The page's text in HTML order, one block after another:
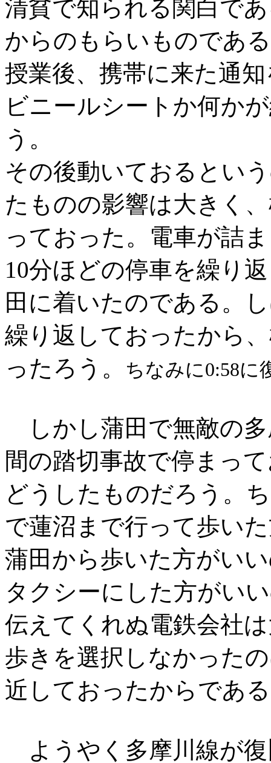
清貧で知られる関白で
からのもらいものであ
授業後、携帯に来た通
ビニールシートか何か
う。
その後動いておるとい
たものの影響は大きく
っておった。電車が詰
10分ほどの停車を繰り
田に着いたのである。
繰り返しておったから
ったろう。
ちなみに0:58に
しかし蒲田で無敵の多
間の踏切事故で停まっ
どうしたものだろう。
で蓮沼まで行って歩い
蒲田から歩いた方がい
タクシーにした方がい
伝えてくれぬ電鉄会社
歩きを選択しなかった
近しておったからであ
ようやく多摩川線が